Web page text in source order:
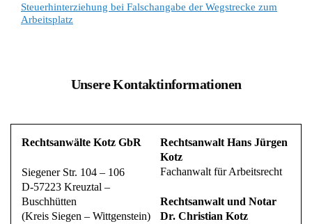
Steuerhinterziehung bei Falschangabe der Wegstrecke zum
Arbeitsplatz
Unsere Kontaktinformationen
Rechtsanwälte Kotz GbR
Siegener Str. 104 – 106
D-57223 Kreuztal –
Buschhütten
(Kreis Siegen – Wittgenstein)
Rechtsanwalt Hans Jürgen
Kotz
Fachanwalt für Arbeitsrecht
Rechtsanwalt und Notar
Dr. Christian Kotz